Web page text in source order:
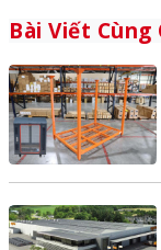
Bài Viết Cùng